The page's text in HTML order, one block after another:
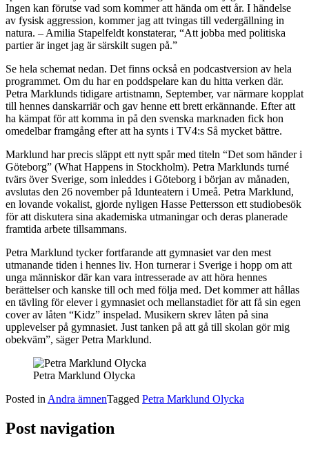
Ingen kan förutse vad som kommer att hända om ett år. I händelse
av fysisk aggression, kommer jag att tvingas till vedergällning in
natura. – Amilia Stapelfeldt konstaterar, “Att jobba med politiska
partier är inget jag är särskilt sugen på.”
Se hela schemat nedan. Det finns också en podcastversion av hela
programmet. Om du har en poddspelare kan du hitta verken där.
Petra Marklunds tidigare artistnamn, September, var närmare kopplat
till hennes danskarriär och gav henne ett brett erkännande. Efter att
ha kämpat för att komma in på den svenska marknaden fick hon
omedelbar framgång efter att ha synts i TV4:s Så mycket bättre.
Marklund har precis släppt ett nytt spår med titeln “Det som händer i
Göteborg” (What Happens in Stockholm). Petra Marklunds turné
tvärs över Sverige, som inleddes i Göteborg i början av månaden,
avslutas den 26 november på Idunteatern i Umeå. Petra Marklund,
en lovande vokalist, gjorde nyligen Hasse Pettersson ett studiobesök
för att diskutera sina akademiska utmaningar och deras planerade
framtida arbete tillsammans.
Petra Marklund tycker fortfarande att gymnasiet var den mest
utmanande tiden i hennes liv. Hon turnerar i Sverige i hopp om att
unga människor där kan vara intresserade av att höra hennes
berättelser och kanske till och med följa med. Det kommer att hållas
en tävling för elever i gymnasiet och mellanstadiet för att få sin egen
cover av låten “Kidz” inspelad. Musikern skrev låten på sina
upplevelser på gymnasiet. Just tanken på att gå till skolan gör mig
obekväm”, säger Petra Marklund.
Petra Marklund Olycka
Posted inAndra ämnenTagged Petra Marklund Olycka
Post navigation